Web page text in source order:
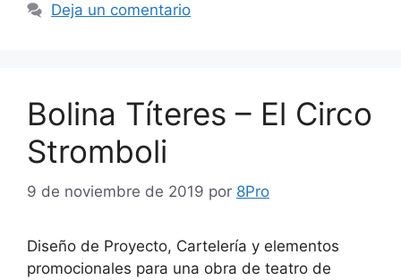
Deja un comentario
Bolina Títeres – El Circo
Stromboli
9 de noviembre de 2019 por 8Pro
Diseño de Proyecto, Cartelería y elementos
promocionales para una obra de teatro de